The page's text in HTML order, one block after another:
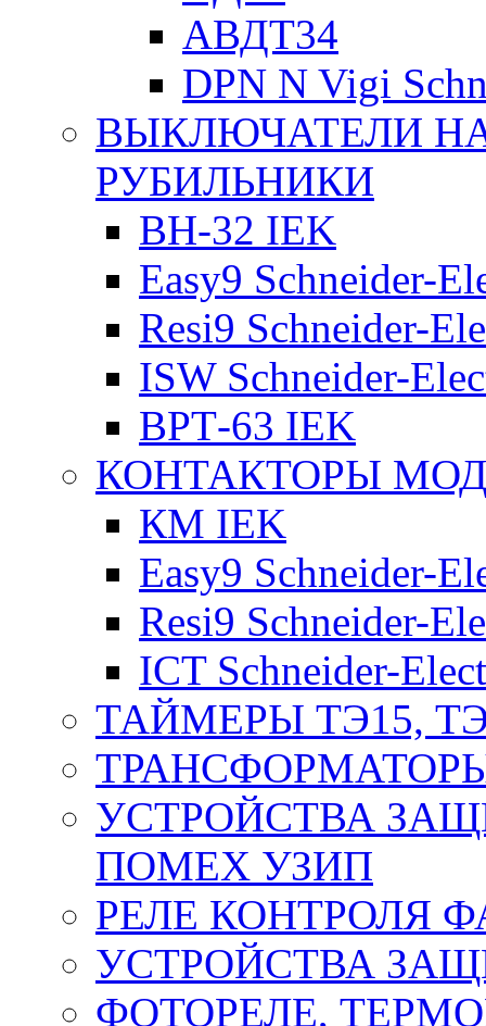
АВДТ34
DPN N Vigi
ВЫКЛЮЧАТЕЛИ
РУБИЛЬНИКИ
ВН-32 IEK
Easy9 Schneider-
Resi9 Schneider-
ISW Schneider-
ВРТ-63 IEK
КОНТАКТОРЫ
КМ IEK
Easy9 Schneider-
Resi9 Schneider-
ICT Schneider-
ТАЙМЕРЫ ТЭ15,
УСТРОЙСТВА
ПОМЕХ УЗИП
РЕЛЕ КОНТРОЛЯ
УСТРОЙСТВА
ФОТОРЕЛЕ,